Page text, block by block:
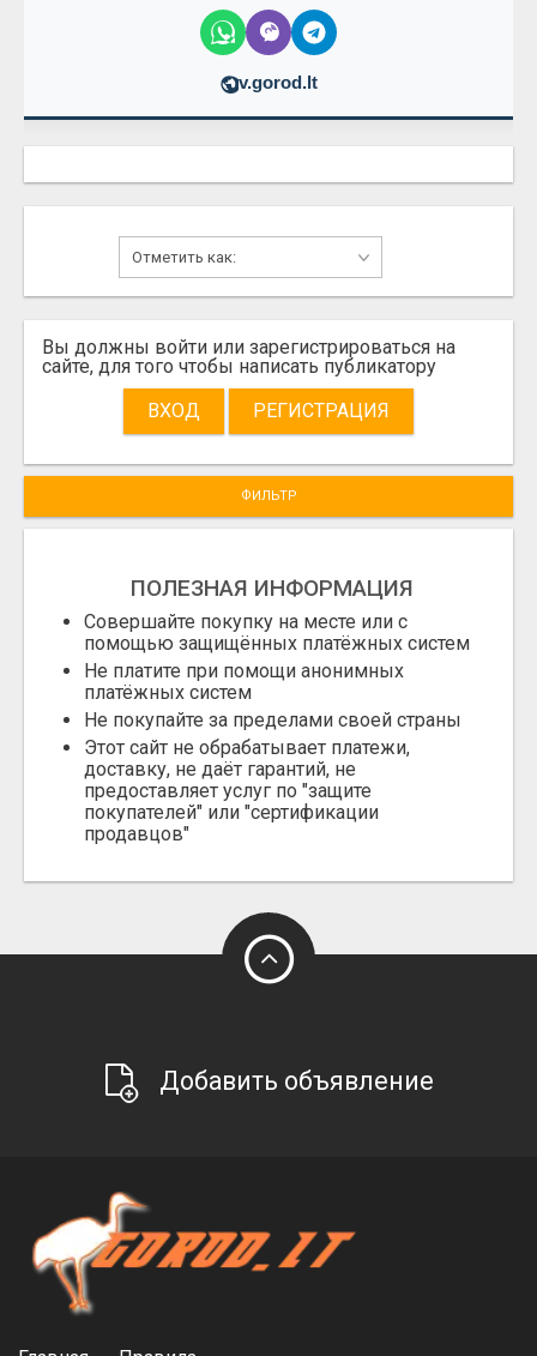
v.gorod.lt
Вы должны войти или зарегистрироваться на
сайте, для того чтобы написать публикатору
ВХОД
РЕГИСТРАЦИЯ
ФИЛЬТР
ПОЛЕЗНАЯ ИНФОРМАЦИЯ
Совершайте покупку на месте или с
помощью защищённых платёжных систем
Не платите при помощи анонимных
платёжных систем
Не покупайте за пределами своей страны
Этот сайт не обрабатывает платежи,
доставку, не даёт гарантий, не
предоставляет услуг по "защите
покупателей" или "сертификации
продавцов"
Добавить объявление